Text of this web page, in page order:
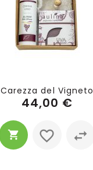
Carezza del Vigneto
44,00 €